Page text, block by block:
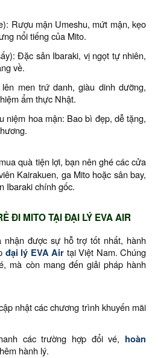
Rượu mận Umeshu, mứt mận, kẹo
nổi tiếng của Mito.
Đặc sản Ibaraki, vị ngọt tự nhiên,
về.
men trứ danh, giàu dinh dưỡng,
ẩm thực Nhật.
niệm hoa mận: Bao bì đẹp, dễ tặng,
quà tiện lợi, bạn nên ghé các cửa
Kairakuen, ga Mito hoặc sân bay,
Ibaraki chính gốc.
ĐI MITO TẠI ĐẠI LÝ EVA AIR
được sự hỗ trợ tốt nhất, hành
đại lý EVA Air tại Việt Nam. Chúng
mà còn mang đến giải pháp hành
nhật các chương trình khuyến mãi
các trường hợp đổi vé, hoàn
hành lý.